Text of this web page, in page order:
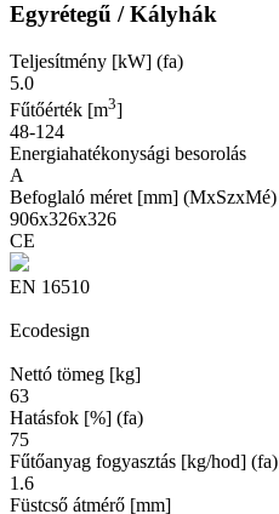
Egyrétegű / Kályhák
Teljesítmény [kW] (fa)
5.0
Fűtőérték [m3]
48-124
Energiahatékonysági besorolás
A
Befoglaló méret [mm] (MxSzxMé)
906x326x326
CE
EN 16510
Ecodesign
Nettó tömeg [kg]
63
Hatásfok [%] (fa)
75
Fűtőanyag fogyasztás [kg/hod] (fa)
1.6
Füstcső átmérő [mm]